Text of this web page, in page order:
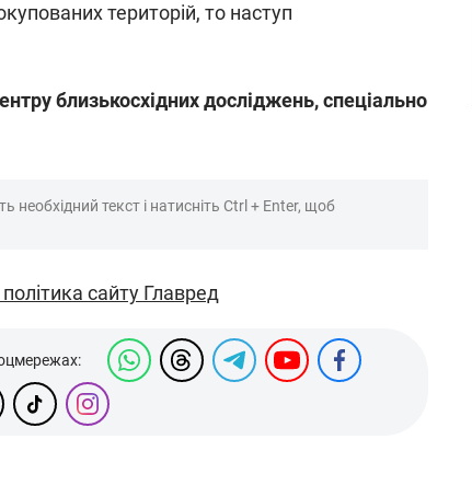
територій, то наступ
близькосхідних досліджень, спеціально
необхідний текст і натисніть Ctrl + Enter, щоб
сайту Главред